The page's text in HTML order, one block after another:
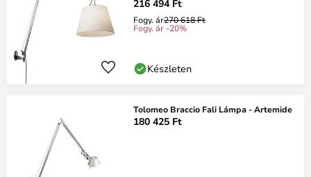
216 494 Ft
Fogy. ár270 618 Ft
Fogy. ár -20%
Készleten
Tolomeo Braccio Fali Lámpa - Artemide
180 425 Ft